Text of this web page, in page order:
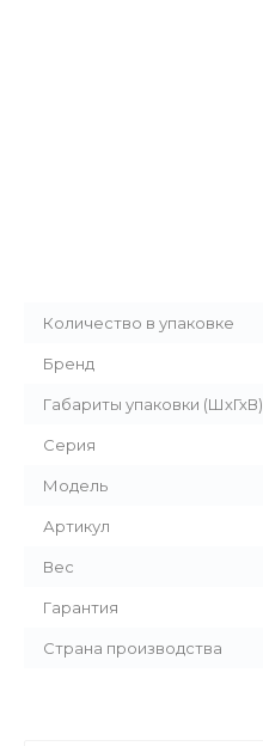
Количество в упаковке
Бренд
Габариты упаковки (ШхГхВ)
Серия
Модель
Артикул
Вес
Гарантия
Страна производства